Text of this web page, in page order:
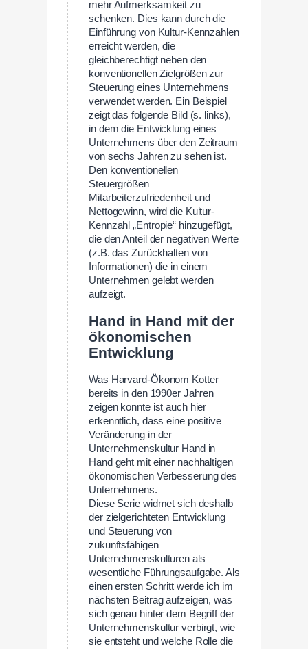
mehr Aufmerksamkeit zu
schenken. Dies kann durch die
Einführung von Kultur-Kennzahlen
erreicht werden, die
gleichberechtigt neben den
konventionellen Zielgrößen zur
Steuerung eines Unternehmens
verwendet werden. Ein Beispiel
zeigt das folgende Bild (s. links),
in dem die Entwicklung eines
Unternehmens über den Zeitraum
von sechs Jahren zu sehen ist.
Den konventionellen
Steuergrößen
Mitarbeiterzufriedenheit und
Nettogewinn, wird die Kultur-
Kennzahl „Entropie“ hinzugefügt,
die den Anteil der negativen Werte
(z.B. das Zurückhalten von
Informationen) die in einem
Unternehmen gelebt werden
aufzeigt.
Hand in Hand mit der
ökonomischen
Entwicklung
Was Harvard-Ökonom Kotter
bereits in den 1990er Jahren
zeigen konnte ist auch hier
erkenntlich, dass eine positive
Veränderung in der
Unternehmenskultur Hand in
Hand geht mit einer nachhaltigen
ökonomischen Verbesserung des
Unternehmens.
Diese Serie widmet sich deshalb
der zielgerichteten Entwicklung
und Steuerung von
zukunftsfähigen
Unternehmenskulturen als
wesentliche Führungsaufgabe. Als
einen ersten Schritt werde ich im
nächsten Beitrag aufzeigen, was
sich genau hinter dem Begriff der
Unternehmenskultur verbirgt, wie
sie entsteht und welche Rolle die